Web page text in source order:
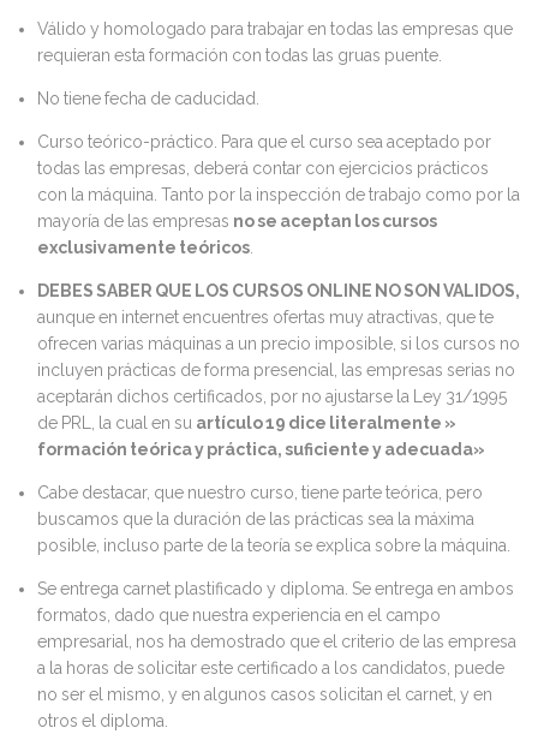
Válido y homologado para trabajar en todas las empresas que
requieran esta formación con todas las gruas puente.
No tiene fecha de caducidad.
Curso teórico-práctico. Para que el curso sea aceptado por
todas las empresas, deberá contar con ejercicios prácticos
con la máquina. Tanto por la inspección de trabajo como por la
mayoría de las empresas no se aceptan los cursos
exclusivamente teóricos
DEBES SABER QUE LOS CURSOS ONLINE NO SON VALIDOS,
aunque en internet encuentres ofertas muy atractivas, que te
ofrecen varias máquinas a un precio imposible, si los cursos no
incluyen prácticas de forma presencial, las empresas serias no
aceptarán dichos certificados, por no ajustarse la Ley 31/1995
de PRL, la cual en su artículo 19 dice literalmente »
formación teórica y práctica, suficiente y adecuada»
Cabe destacar, que nuestro curso, tiene parte teórica, pero
buscamos que la duración de las prácticas sea la máxima
posible, incluso parte de la teoría se explica sobre la máquina.
Se entrega carnet plastificado y diploma. Se entrega en ambos
formatos, dado que nuestra experiencia en el campo
empresarial, nos ha demostrado que el criterio de las empresa
a la horas de solicitar este certificado a los candidatos, puede
no ser el mismo, y en algunos casos solicitan el carnet, y en
otros el diploma.